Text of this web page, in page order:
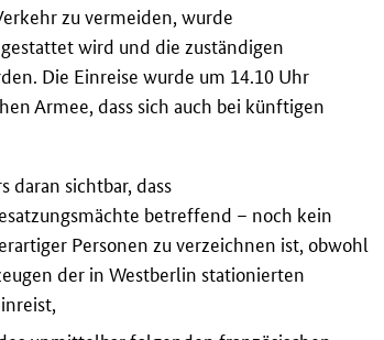
zu vermeiden, wurde
wird und die zuständigen
Die Einreise wurde um 14.10 Uhr
Armee, dass sich auch bei künftigen
daran sichtbar, dass
betreffend – noch kein
Personen zu verzeichnen ist, obwohl
der in Westberlin stationierten